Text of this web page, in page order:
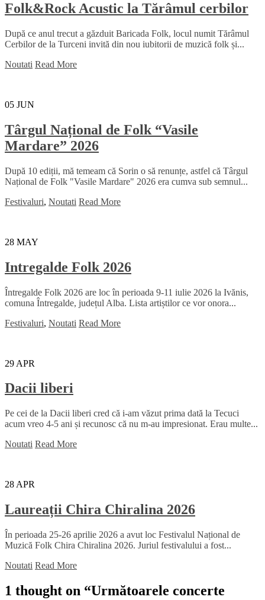
Folk&Rock Acustic la Tărâmul cerbilor
După ce anul trecut a găzduit Baricada Folk, locul numit Tărâmul
Cerbilor de la Turceni invită din nou iubitorii de muzică folk și...
Noutati Read More
05 JUN
Târgul Național de Folk “Vasile
Mardare” 2026
După 10 ediții, mă temeam că Sorin o să renunțe, astfel că Târgul
Național de Folk "Vasile Mardare" 2026 era cumva sub semnul...
Festivaluri, Noutati Read More
28 MAY
Intregalde Folk 2026
Întregalde Folk 2026 are loc în perioada 9-11 iulie 2026 la Ivănis,
comuna Întregalde, județul Alba. Lista artiștilor ce vor onora...
Festivaluri, Noutati Read More
29 APR
Dacii liberi
Pe cei de la Dacii liberi cred că i-am văzut prima dată la Tecuci
acum vreo 4-5 ani și recunosc că nu m-au impresionat. Erau multe...
Noutati Read More
28 APR
Laureații Chira Chiralina 2026
În perioada 25-26 aprilie 2026 a avut loc Festivalul Național de
Muzică Folk Chira Chiralina 2026. Juriul festivalului a fost...
Noutati Read More
1 thought on “Următoarele concerte